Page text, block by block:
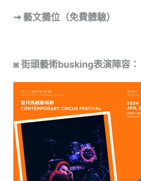
⇝ 藝文攤位（免費體驗）
◙ 街頭藝術busking表演陣容：